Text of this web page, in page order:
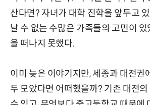
산다면? 자녀가 대학 진학을 앞두고
날 수 없는 수많은 가족들의 고민이 있
을 떠나지 못했다.
이미 늦은 이야기지만, 세종과 대전권
두 모았다면 어떠했을까? 기존 대전